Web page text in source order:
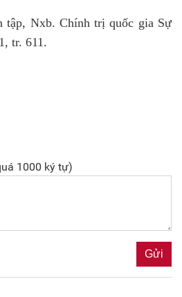
tập, Nxb. Chính trị quốc gia Sự
tr. 611.
1000 ký tự)